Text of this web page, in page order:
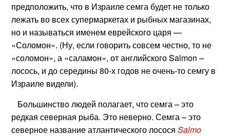
предположить, что в Израиле семга будет не только
лежать во всех супермаркетах и рыбных магазинах,
но и называться именем еврейского царя —
«Соломон». (Ну, если говорить совсем честно, то не
«соломон», а «саламон», от английского Salmon –
лосось, и до середины 80-х годов не очень-то семгу в
Израиле видели).
Большинство людей полагает, что семга – это
редкая северная рыба. Это неверно. Семга – это
северное название атлантического лососяSalmo